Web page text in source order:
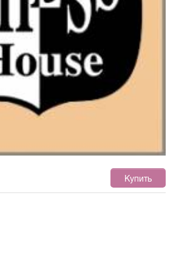
Купить